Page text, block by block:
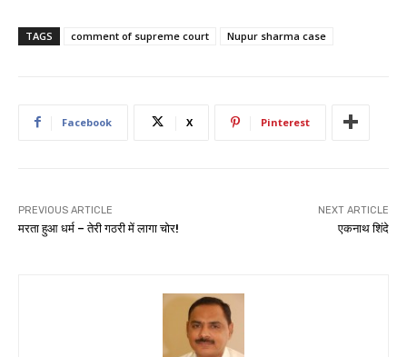
TAGS comment of supreme court Nupur sharma case
Facebook X Pinterest
PREVIOUS ARTICLE
मरता हुआ धर्म – तेरी गठरी में लागा चोर!
NEXT ARTICLE
एकनाथ शिंदे